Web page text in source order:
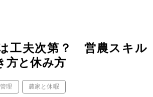
工夫次第？ 営農スキル
方と休み方
理 農家と休暇